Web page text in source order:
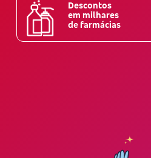
Descontos
em milhares
de farmácias